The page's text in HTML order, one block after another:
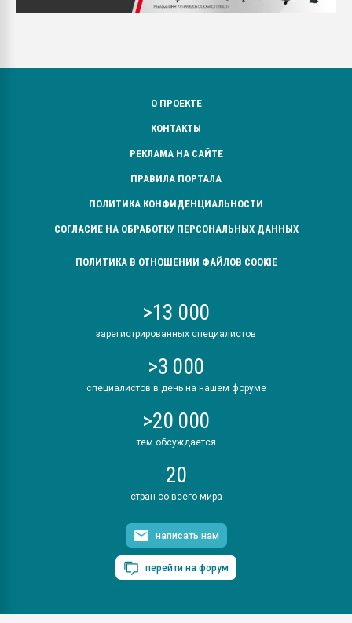
О ПРОЕКТЕ
КОНТАКТЫ
РЕКЛАМА НА САЙТЕ
ПРАВИЛА ПОРТАЛА
ПОЛИТИКА КОНФИДЕНЦИАЛЬНОСТИ
СОГЛАСИЕ НА ОБРАБОТКУ ПЕРСОНАЛЬНЫХ ДАННЫХ
ПОЛИТИКА В ОТНОШЕНИИ ФАЙЛОВ COOKIE
>13 000
зарегистрированных специалистов
>3 000
специалистов в день на нашем форуме
>20 000
тем обсуждается
20
стран со всего мира
написать нам
перейти на форум